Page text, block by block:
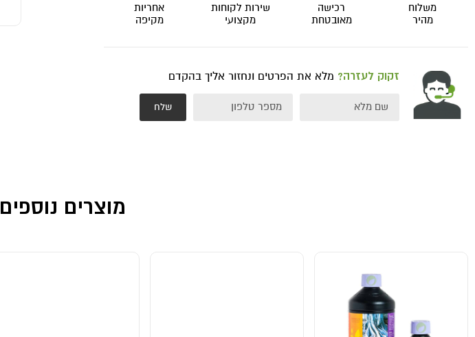
משלוח
מהיר
רכישה
מאובטחת
שירות לקוחות
מקצועי
אחריות
מקיפה
זקוק לעזרה? מלא את הפרטים ונחזור אליך בהקדם
שלח
מוצרים נוספים